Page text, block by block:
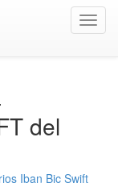
del
Iban Bic Swift